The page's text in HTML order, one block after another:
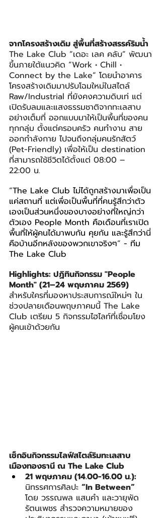
จากโครงสร้างเดิม สู่พื้นที่สร้างสรรค์ริมน้ำ
The Lake Club “เดอะ เลค คลับ” พัฒนา
ขึ้นภายใต้แนวคิด “Work • Chill •
Connect by the Lake” โดยนำอาคาร
โครงสร้างเดิมมาปรับโฉมใหม่ในสไตล์
Raw/Industrial ที่ยังคงความดิบเท่ แต่
เปิดรับลมและแสงธรรมชาติจากทะเลสาบ
อย่างเต็มที่ ออกแบบมาให้เป็นพื้นที่ของคน
ทุกกลุ่ม ตั้งแต่ครอบครัว คนทำงาน สาย
ออกกำลังกาย ไปจนถึงกลุ่มคนรักสัตว์
(Pet-Friendly) เพื่อให้เป็น destination
ที่สามารถใช้ชีวิตได้ตั้งแต่ 08:00 –
22:00 น.
“The Lake Club ไม่ได้ถูกสร้างมาเพื่อเป็น
แค่สถานที่ แต่เพื่อเป็นพื้นที่ที่คนรู้สึกว่าตัว
เองเป็นส่วนหนึ่งของบางอย่างที่ใหญ่กว่า
ตัวเอง People Month คือเดือนที่เราเปิด
พื้นที่ให้ผู้คนได้มาพบกัน คุยกัน และรู้สึกว่านี่
คือบ้านอีกหลังของพวกเขาจริงๆ” - ทีม
The Lake Club
Highlights: ปฏิทินกิจกรรม "People
Month" (21–24 พฤษภาคม 2569)
สำหรับใครที่มองหาประสบการณ์ใหม่ๆ ใน
ช่วงปลายเดือนพฤษภาคมนี้ The Lake
Club เตรียม 5 กิจกรรมไฮไลท์ที่เชื่อมโยง
ผู้คนเข้าด้วยกัน
เช็กอินกิจกรรมไลฟ์สไตล์ริมทะเลสาบ
เมืองทองธานี ณ The Lake Club
21 พฤษภาคม (14.00-16.00 น.):
นิทรรศการศิลปะ “In Between”
โดย วรรณพล แสนคำ และวายุพัด
รัตนเพชร สำรวจความหมายของ